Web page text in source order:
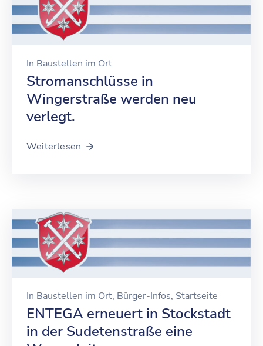
In Baustellen im Ort
Stromanschlüsse in
Wingerstraße werden neu
verlegt.
Weiterlesen
In Baustellen im Ort‚ Bürger-Infos‚ Startseite
ENTEGA erneuert in Stockstadt
in der Sudetenstraße eine